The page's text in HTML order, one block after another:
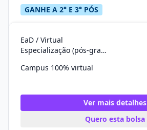
GANHE A 2° E 3° PÓS
EaD / Virtual
Especialização (pós-graduação)
Campus 100% virtual
Ver mais detalhes
Quero esta bolsa